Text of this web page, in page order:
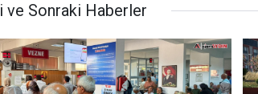
ve Sonraki Haberler